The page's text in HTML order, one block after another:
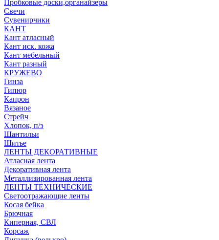
Пробковые доски,органайзеры
Свечи
Сувенирчики
КАНТ
Кант атласный
Кант иск. кожа
Кант мебельный
Кант разный
КРУЖЕВО
Гинза
Гипюр
Капрон
Вязаное
Стрейч
Хлопок, п/э
Шантильи
Шитье
ЛЕНТЫ ДЕКОРАТИВНЫЕ
Атласная лента
Декоративная лента
Металлизированная лента
ЛЕНТЫ ТЕХНИЧЕСКИЕ
Светоотражающие ленты
Косая бейка
Брючная
Киперная, СВЛ
Корсаж